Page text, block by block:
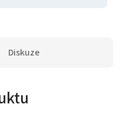
Diskuze